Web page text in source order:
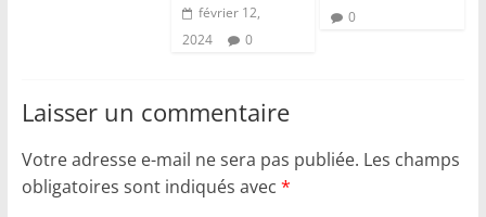
février 12,
2024
0
0
Laisser un commentaire
Votre adresse e-mail ne sera pas publiée. Les champs
obligatoires sont indiqués avec *